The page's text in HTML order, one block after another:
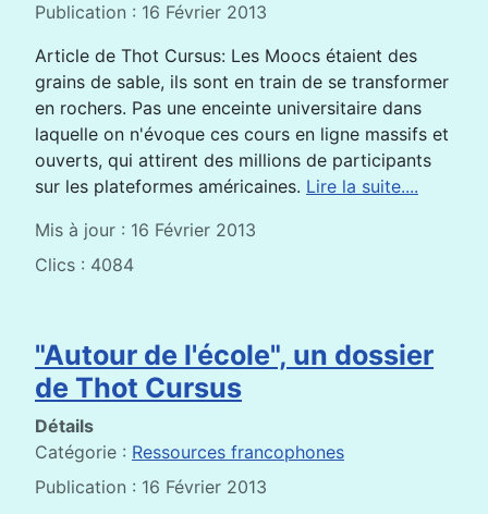
Publication : 16 Février 2013
Article de Thot Cursus: Les Moocs étaient des
grains de sable, ils sont en train de se transformer
en rochers. Pas une enceinte universitaire dans
laquelle on n'évoque ces cours en ligne massifs et
ouverts, qui attirent des millions de participants
sur les plateformes américaines. Lire la suite....
Mis à jour : 16 Février 2013
Clics : 4084
"Autour de l'école", un dossier
de Thot Cursus
Détails
Catégorie : Ressources francophones
Publication : 16 Février 2013